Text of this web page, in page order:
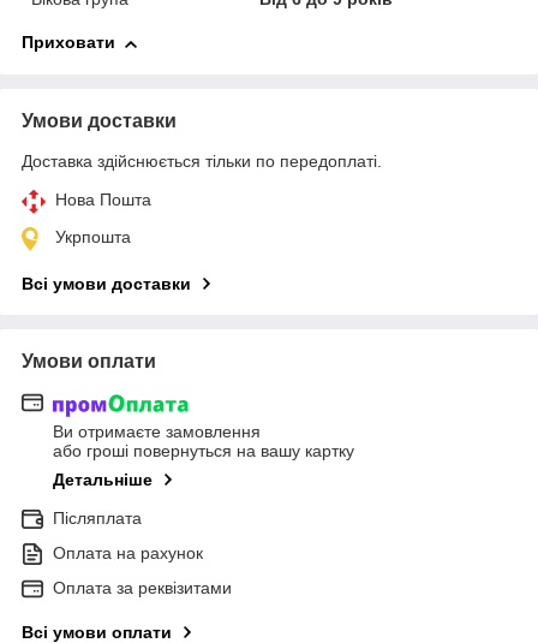
Приховати
Умови доставки
Доставка здійснюється тільки по передоплаті.
Нова Пошта
Укрпошта
Всі умови доставки
Умови оплати
Ви отримаєте замовлення
або гроші повернуться на вашу картку
Детальніше
Післяплата
Оплата на рахунок
Оплата за реквізитами
Всі умови оплати